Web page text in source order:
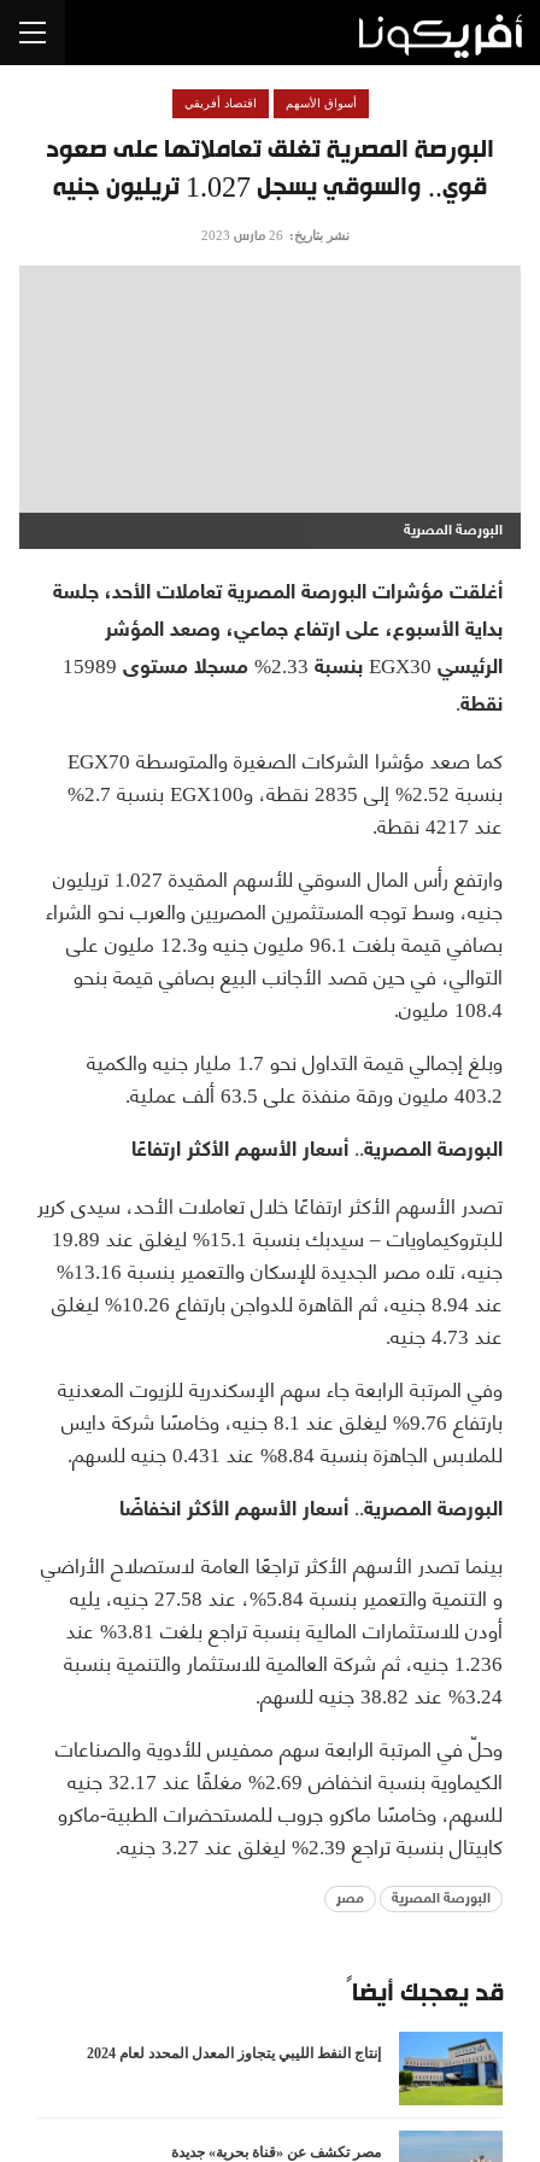
البورصة المصرية تغلق تعاملاتها على صعود
قوي.. والسوقي يسجل 1.027 تريليون جنيه
أسواق الأسهم اقتصاد أفريقي
نشر بتاريخ: 26 مارس 2023
البورصة المصرية
أغلقت مؤشرات البورصة المصرية تعاملات الأحد، جلسة
بداية الأسبوع، على ارتفاع جماعي، وصعد المؤشر
الرئيسي EGX30 بنسبة 2.33% مسجلا مستوى 15989
نقطة.
كما صعد مؤشرا الشركات الصغيرة والمتوسطة EGX70
بنسبة 2.52% إلى 2835 نقطة، وEGX100 بنسبة 2.7%
عند 4217 نقطة.
وارتفع رأس المال السوقي للأسهم المقيدة 1.027 تريليون
جنيه، وسط توجه المستثمرين المصريين والعرب نحو الشراء
بصافي قيمة بلغت 96.1 مليون جنيه و12.3 مليون على
التوالي، في حين قصد الأجانب البيع بصافي قيمة بنحو
108.4 مليون.
وبلغ إجمالي قيمة التداول نحو 1.7 مليار جنيه والكمية
403.2 مليون ورقة منفذة على 63.5 ألف عملية.
البورصة المصرية.. أسعار الأسهم الأكثر ارتفاعًا
تصدر الأسهم الأكثر ارتفاعًا خلال تعاملات الأحد، سيدى كرير
للبتروكيماويات – سيدبك بنسبة 15.1% ليغلق عند 19.89
جنيه، تلاه مصر الجديدة للإسكان والتعمير بنسبة 13.16%
عند 8.94 جنيه، ثم القاهرة للدواجن بارتفاع 10.26% ليغلق
عند 4.73 جنيه.
وفي المرتبة الرابعة جاء سهم الإسكندرية للزيوت المعدنية
بارتفاع 9.76% ليغلق عند 8.1 جنيه، وخامسًا شركة دايس
للملابس الجاهزة بنسبة 8.84% عند 0.431 جنيه للسهم.
البورصة المصرية.. أسعار الأسهم الأكثر انخفاضًا
بينما تصدر الأسهم الأكثر تراجعًا العامة لاستصلاح الأراضي
و التنمية والتعمير بنسبة 5.84%، عند 27.58 جنيه، يليه
أودن للاستثمارات المالية بنسبة تراجع بلغت 3.81% عند
1.236 جنيه، ثم شركة العالمية للاستثمار والتنمية بنسبة
3.24% عند 38.82 جنيه للسهم.
وحلّ في المرتبة الرابعة سهم ممفيس للأدوية والصناعات
الكيماوية بنسبة انخفاض 2.69% مغلقًا عند 32.17 جنيه
للسهم، وخامسًا ماكرو جروب للمستحضرات الطبية-ماكرو
كابيتال بنسبة تراجع 2.39% ليغلق عند 3.27 جنيه.
البورصة المصرية مصر
قد يعجبك أيضاً
إنتاج النفط الليبي يتجاوز المعدل المحدد لعام 2024
مصر تكشف عن «قناة بحرية» جديدة